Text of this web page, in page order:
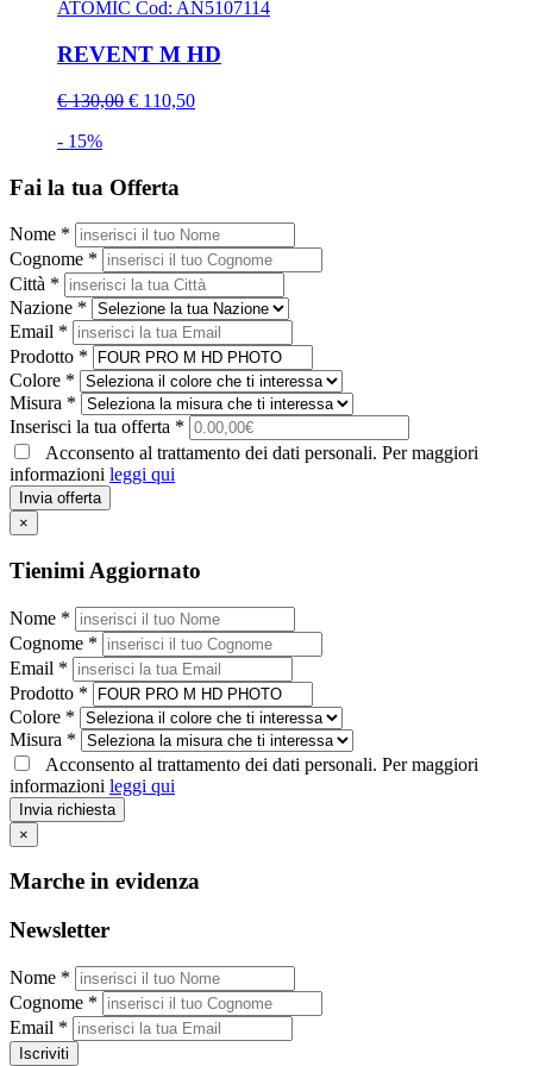
ATOMIC Cod: AN5107114
REVENT M HD
€ 130,00 € 110,50
- 15%
Fai la tua Offerta
Nome *
Cognome *
Città *
Nazione *
Email *
Prodotto *
Colore *
Misura *
Inserisci la tua offerta *
Acconsento al trattamento dei dati personali. Per maggiori
informazioni leggi qui
Invia offerta
×
Tienimi Aggiornato
Nome *
Cognome *
Email *
Prodotto *
Colore *
Misura *
Acconsento al trattamento dei dati personali. Per maggiori
informazioni leggi qui
Invia richiesta
×
Marche in evidenza
Newsletter
Nome *
Cognome *
Email *
Iscriviti